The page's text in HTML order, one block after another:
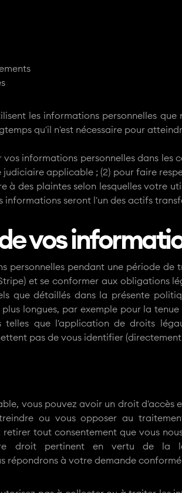
les informations personnelles
qu'il n'est nécessaire pour
informations personnelles dans
applicable ; (2) pour faire
à des plaintes selon lesquelles votre
informations seront l'un des actifs
vos
personnelles pendant une période
et se conformer aux obligations
que détaillés dans la présente
longues, par exemple pour la
telles que l'application de droits
pas de vous identifier
vous pouvez avoir un droit
ou vous opposer au
tout consentement que vous
droit pertinent en vertu de la
répondrons à votre demande